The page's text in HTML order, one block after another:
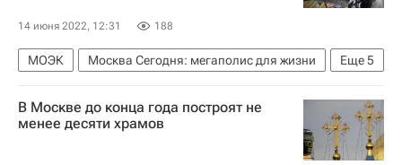
Москва
Водоснабжение
14 июня 2022, 12:31 188
Еще5
МОЭК
Москва Сегодня: мегаполис для жизни
Городское хозяйство Москвы
Комплекс городского хозяйства Москвы
В Москве до конца года построят не
менее десяти храмов